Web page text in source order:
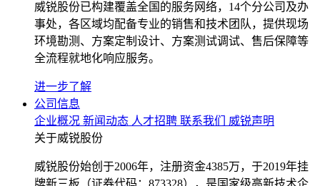
威锐股份已构建覆盖全国的服务网络，14个分公司及办
事处，各区域均配备专业的销售和技术团队，提供现场
环境勘测、方案定制设计、方案测试调试、售后保障等
全流程就地化响应服务。
进一步了解
公司信息
企业概况 新闻动态 人才招聘 联系我们
威锐声明
关于威锐股份
威锐股份始创于2006年，注册资金4385万，于2019年挂
牌新三板（证券代码：873328），是国家级高新技术企